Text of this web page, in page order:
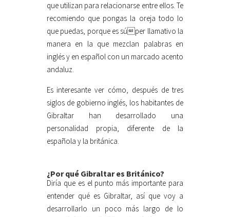
que utilizan para relacionarse entre ellos. Te
recomiendo que pongas la oreja todo lo
que puedas, porque es súper llamativo la
manera en la que mezclan palabras en
inglés y en español con un marcado acento
andaluz.
Es interesante ver cómo, después de tres
siglos de gobierno inglés, los habitantes de
Gibraltar han desarrollado una
personalidad propia, diferente de la
española y la británica.
¿Por qué Gibraltar es Británico?
Diría que es el punto más importante para
entender qué es Gibraltar, así que voy a
desarrollarlo un poco más largo de lo